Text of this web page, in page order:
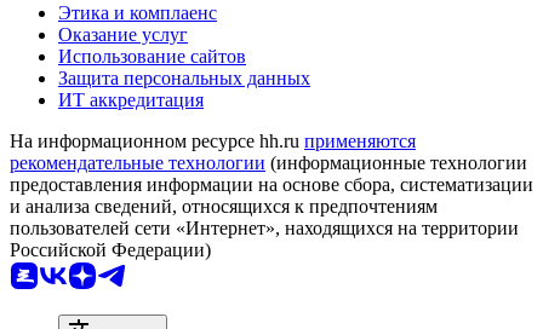
Этика и комплаенс
Оказание услуг
Использование сайтов
Защита персональных данных
ИТ аккредитация
На информационном ресурсе hh.ru применяются
рекомендательные технологии (информационные технологии
предоставления информации на основе сбора, систематизации
и анализа сведений, относящихся к предпочтениям
пользователей сети «Интернет», находящихся на территории
Российской Федерации)